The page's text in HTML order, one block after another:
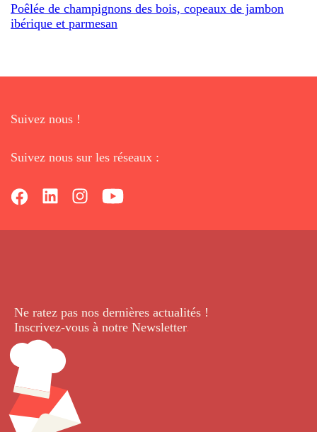
Poêlée de champignons des bois, copeaux de jambon
ibérique et parmesan
Suivez nous !
Suivez nous sur les réseaux :
Ne ratez pas nos dernières actualités !
Inscrivez-vous à notre Newsletter.